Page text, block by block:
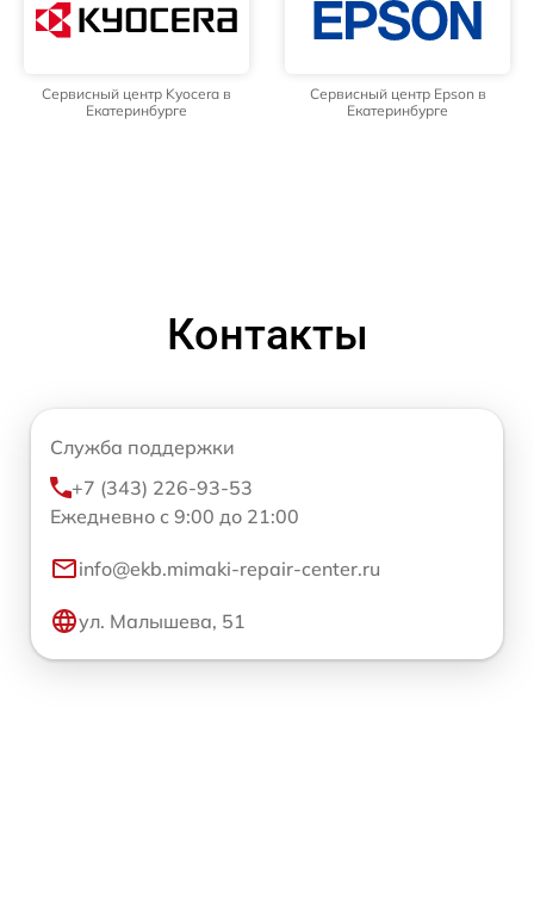
Сервисный центр Kyocera в
Екатеринбурге
Сервисный центр Epson в
Екатеринбурге
Контакты
Служба поддержки
+7 (343) 226-93-53
Ежедневно с 9:00 до 21:00
info@ekb.mimaki-repair-center.ru
ул. Малышева, 51